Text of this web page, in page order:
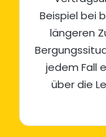
Beispiel bei
längeren
jedem Fall
über die